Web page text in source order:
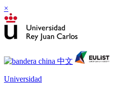
×
Universidad